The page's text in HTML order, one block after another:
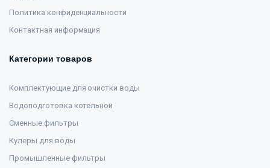
Политика конфиденциальности
Контактная информация
Категории товаров
Комплектующие для очистки воды
Водоподготовка котельной
Сменные фильтры
Кулеры для воды
Промышленные фильтры